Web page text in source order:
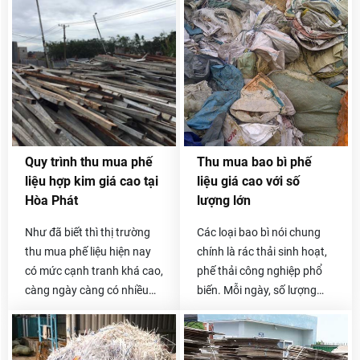
ánh kim, dễ bị biến dạng, có
tính dẫn điện và dẫn nhiệt
cao,…
khách hàng mỗi lần liên hệ
thanh lý. Việc này sẽ giúp
bạn tiết kiệm được thời gian
mà vẫn thanh lý được hợp
kim phế liệu với giá cao
nhất. Với tiêu chí đặt sự hài
lòng và chất lượng lên hàng
sàngthu mua phế liệu hợp
kimbất kể số lượng nhưng
giá thu mua vẫn luôn cao
hơn thị trường (tới 30%).
Quy trình thu mua phế
liệu hợp kim giá cao tại
Hòa Phát
Như đã biết thì thị trường
thu mua phế liệu hiện nay
có mức cạnh tranh khá cao,
càng ngày càng có nhiều
liệu hơn. Cũng hòa nhập
vào thị trường sôi động đó,
Thu mua bao bì phế
liệu giá cao với số
lượng lớn
Các loại bao bì nói chung
chính là rác thải sinh hoạt,
phế thải công nghiệp phổ
biến. Mỗi ngày, số lượng
trường lên đến hàng tấn.
Không chỉ tác động tiêu cực